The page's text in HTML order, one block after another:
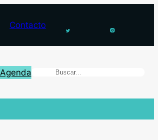
Contacto
Agenda